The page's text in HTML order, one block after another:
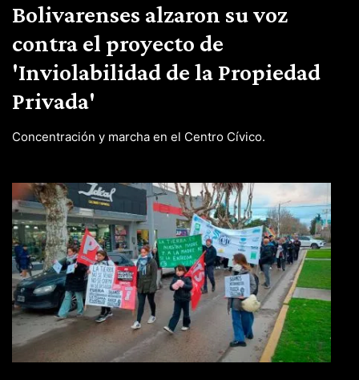
Bolivarenses alzaron su voz
contra el proyecto de
'Inviolabilidad de la Propiedad
Privada'
Concentración y marcha en el Centro Cívico.